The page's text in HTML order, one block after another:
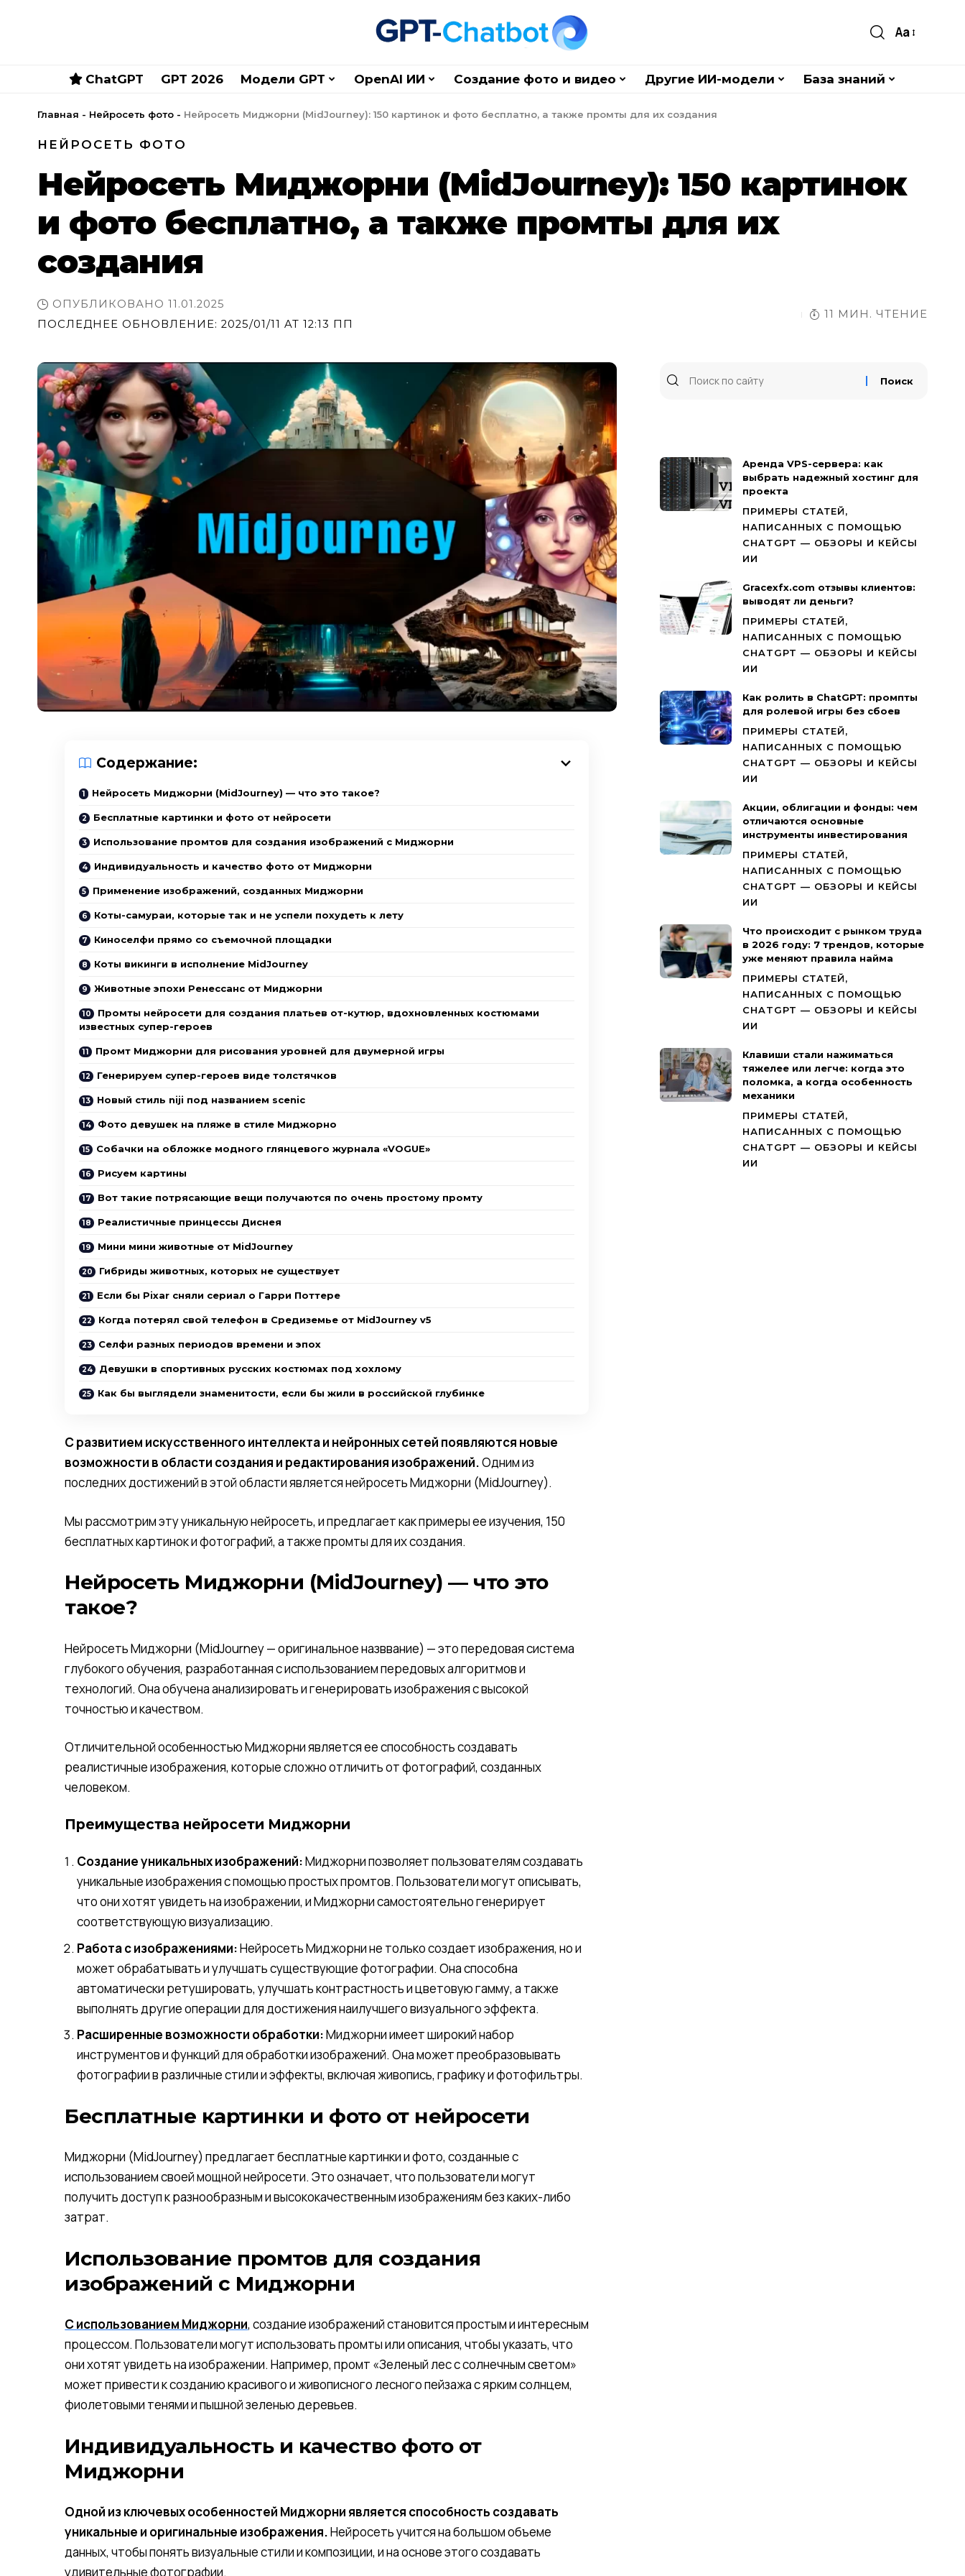
Aa
ChatGPT GPT 2026 Модели GPT OpenAI ИИ Создание фото и видео Другие ИИ-модели База знаний
Главная - Нейросеть фото - Нейросеть Миджорни (MidJourney): 150 картинок и фото бесплатно, а также промты для их создания
НЕЙРОСЕТЬ ФОТО
Нейросеть Миджорни (MidJourney): 150 картинок
и фото бесплатно, а также промты для их
создания
ПОСЛЕДНЕЕ ОБНОВЛЕНИЕ: 2025/01/11 AT 12:13 ПП
ОПУБЛИКОВАНО 11.01.2025
11 МИН. ЧТЕНИЕ
Содержание:
Нейросеть Миджорни (MidJourney) — что это такое?
Бесплатные картинки и фото от нейросети
Использование промтов для создания изображений с Миджорни
Индивидуальность и качество фото от Миджорни
Применение изображений, созданных Миджорни
Коты-самураи, которые так и не успели похудеть к лету
Киноселфи прямо со съемочной площадки
Коты викинги в исполнение MidJourney
Животные эпохи Ренессанс от Миджорни
Промты нейросети для создания платьев от-кутюр, вдохновленных костюмами
известных супер-героев
Промт Миджорни для рисования уровней для двумерной игры
Генерируем супер-героев виде толстячков
Новый стиль niji под названием scenic
Фото девушек на пляже в стиле Миджорно
Собачки на обложке модного глянцевого журнала «VOGUE»
Рисуем картины
Вот такие потрясающие вещи получаются по очень простому промту
Реалистичные принцессы Диснея
Мини мини животные от MidJourney
Гибриды животных, которых не существует
Если бы Pixar сняли сериал о Гарри Поттере
Когда потерял свой телефон в Средиземье от MidJourney v5
Селфи разных периодов времени и эпох
Девушки в спортивных русских костюмах под хохлому
Как бы выглядели знаменитости, если бы жили в российской глубинке
С развитием искусственного интеллекта и нейронных сетей появляются новые
возможности в области создания и редактирования изображений.Одним из
последних достижений в этой области является нейросеть Миджорни (MidJourney).
Мы рассмотрим эту уникальную нейросеть, и предлагает как примеры ее изучения, 150
бесплатных картинок и фотографий, а также промты для их создания.
Нейросеть Миджорни (MidJourney) — что это
такое?
Нейросеть Миджорни (MidJourney — оригинальное назввание) — это передовая система
глубокого обучения, разработанная с использованием передовых алгоритмов и
технологий. Она обучена анализировать и генерировать изображения с высокой
точностью и качеством.
Отличительной особенностью Миджорни является ее способность создавать
реалистичные изображения, которые сложно отличить от фотографий, созданных
человеком.
Преимущества нейросети Миджорни
Создание уникальных изображений:Миджорни позволяет пользователям создавать
уникальные изображения с помощью простых промтов. Пользователи могут описывать,
что они хотят увидеть на изображении, и Миджорни самостоятельно генерирует
соответствующую визуализацию.
Работа с изображениями:Нейросеть Миджорни не только создает изображения, но и
может обрабатывать и улучшать существующие фотографии. Она способна
автоматически ретушировать, улучшать контрастность и цветовую гамму, а также
выполнять другие операции для достижения наилучшего визуального эффекта.
Расширенные возможности обработки:Миджорни имеет широкий набор
инструментов и функций для обработки изображений. Она может преобразовывать
фотографии в различные стили и эффекты, включая живопись, графику и фотофильтры.
Бесплатные картинки и фото от нейросети
Миджорни (MidJourney) предлагает бесплатные картинки и фото, созданные с
использованием своей мощной нейросети. Это означает, что пользователи могут
получить доступ к разнообразным и высококачественным изображениям без каких-либо
затрат.
Использование промтов для создания
изображений с Миджорни
С использованием Миджорни, создание изображений становится простым и интересным
процессом. Пользователи могут использовать промты или описания, чтобы указать, что
они хотят увидеть на изображении. Например, промт «Зеленый лес с солнечным светом»
может привести к созданию красивого и живописного лесного пейзажа с ярким солнцем,
фиолетовыми тенями и пышной зеленью деревьев.
Индивидуальность и качество фото от
Миджорни
Одной из ключевых особенностей Миджорни является способность создавать
уникальные и оригинальные изображения.Нейросеть учится на большом объеме
данных, чтобы понять визуальные стили и композиции, и на основе этого создавать
удивительные фотографии.
Аренда VPS-сервера: как
выбрать надежный хостинг для
проекта
ПРИМЕРЫ СТАТЕЙ,
НАПИСАННЫХ С ПОМОЩЬЮ
CHATGPT — ОБЗОРЫ И КЕЙСЫ
ИИ
Gracexfx.com отзывы клиентов:
выводят ли деньги?
ПРИМЕРЫ СТАТЕЙ,
НАПИСАННЫХ С ПОМОЩЬЮ
CHATGPT — ОБЗОРЫ И КЕЙСЫ
ИИ
Как ролить в ChatGPT: промпты
для ролевой игры без сбоев
ПРИМЕРЫ СТАТЕЙ,
НАПИСАННЫХ С ПОМОЩЬЮ
CHATGPT — ОБЗОРЫ И КЕЙСЫ
ИИ
Акции, облигации и фонды: чем
отличаются основные
инструменты инвестирования
ПРИМЕРЫ СТАТЕЙ,
НАПИСАННЫХ С ПОМОЩЬЮ
CHATGPT — ОБЗОРЫ И КЕЙСЫ
ИИ
Что происходит с рынком труда
в 2026 году: 7 трендов, которые
уже меняют правила найма
ПРИМЕРЫ СТАТЕЙ,
НАПИСАННЫХ С ПОМОЩЬЮ
CHATGPT — ОБЗОРЫ И КЕЙСЫ
ИИ
Клавиши стали нажиматься
тяжелее или легче: когда это
поломка, а когда особенность
механики
ПРИМЕРЫ СТАТЕЙ,
НАПИСАННЫХ С ПОМОЩЬЮ
CHATGPT — ОБЗОРЫ И КЕЙСЫ
ИИ